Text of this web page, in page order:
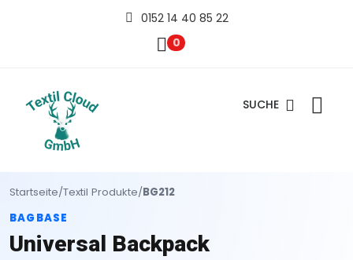
0152 14 40 85 22
0
SUCHE
Startseite/Textil Produkte/BG212
BAGBASE
Universal Backpack